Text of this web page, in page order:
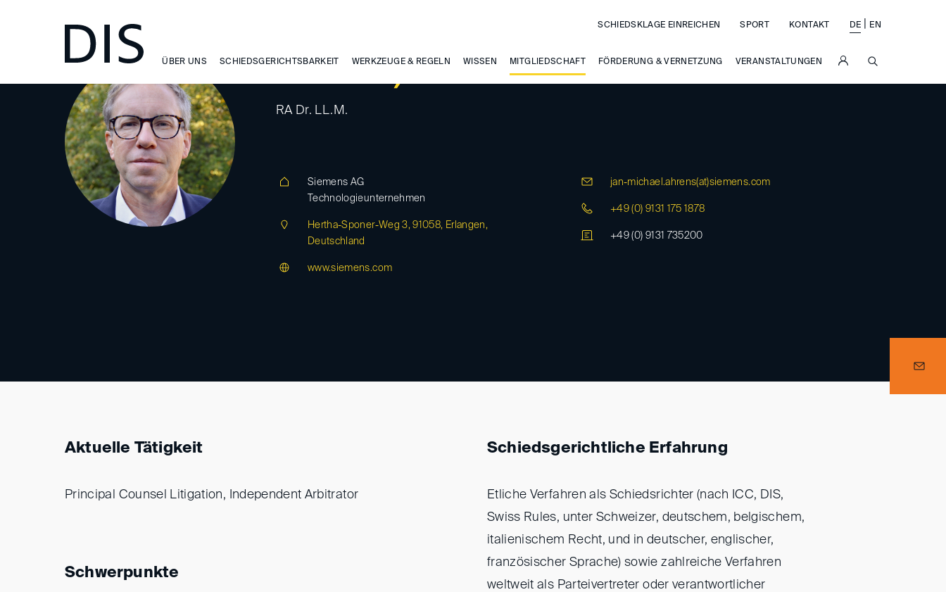
ÜBER UNS SCHIEDSGERICHTSBARKEIT WERKZEUGE & REGELN WISSEN MITGLIEDSCHAFT FÖRDERUNG & VERNETZUNG VERANSTALTUNGEN
SCHIEDSKLAGE EINREICHEN SPORT KONTAKT DE EN
Ahrens, Jan-Michael
RA Dr. LL.M.
Siemens AG
Technologieunternehmen
Hertha-Sponer-Weg 3, 91058, Erlangen,
Deutschland
www.siemens.com
jan-michael.ahrens(at)siemens.com
+49 (0) 9131 175 1878
+49 (0) 9131 735200
Aktuelle Tätigkeit
Principal Counsel Litigation, Independent Arbitrator
Schwerpunkte
Schiedsgerichtliche Erfahrung
Etliche Verfahren als Schiedsrichter (nach ICC, DIS,
Swiss Rules, unter Schweizer, deutschem, belgischem,
italienischem Recht, und in deutscher, englischer,
französischer Sprache) sowie zahlreiche Verfahren
weltweit als Parteivertreter oder verantwortlicher